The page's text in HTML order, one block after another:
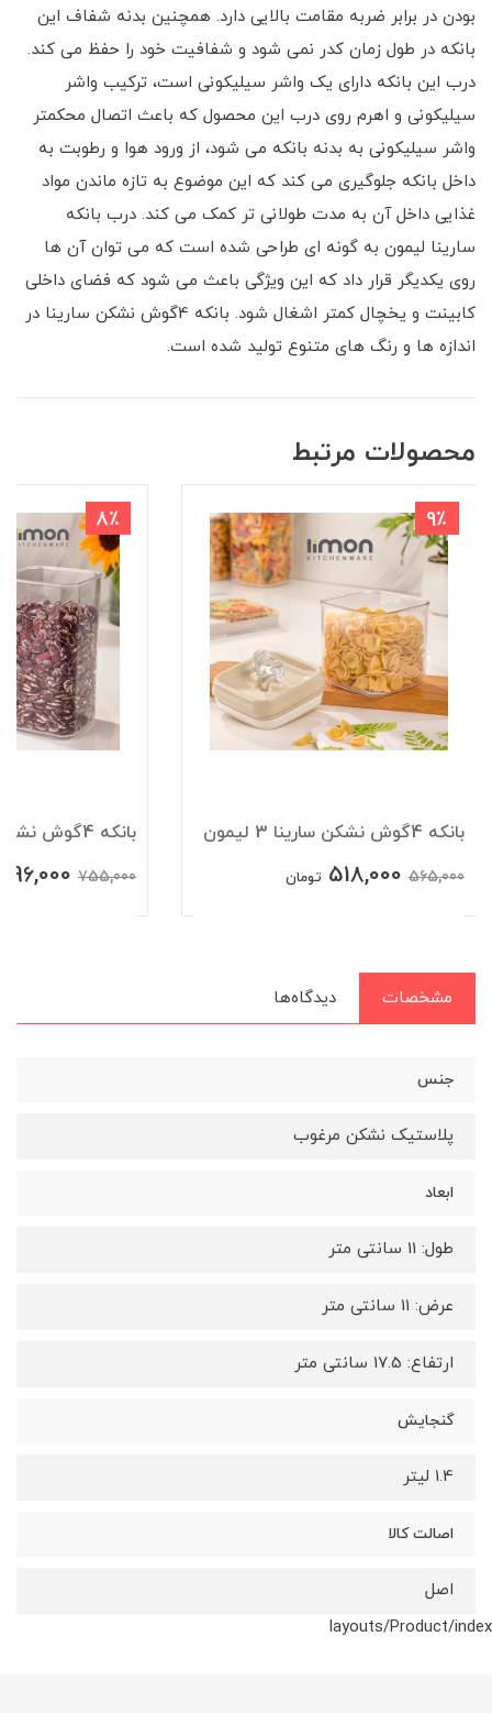
بودن در برابر ضربه مقامت بالایی دارد. همچنین بدنه شفاف این
بانکه در طول زمان کدر نمی شود و شفافیت خود را حفظ می کند.
درب این بانکه دارای یک واشر سیلیکونی است، ترکیب واشر
سیلیکونی و اهرم روی درب این محصول که باعث اتصال محکمتر
واشر سیلیکونی به بدنه بانکه می شود، از ورود هوا و رطوبت به
داخل بانکه جلوگیری می کند که این موضوع به تازه ماندن مواد
غذایی داخل آن به مدت طولانی تر کمک می کند. درب بانکه
سارینا لیمون به گونه ای طراحی شده است که می توان آن ها
روی یکدیگر قرار داد که این ویژگی باعث می شود که فضای داخلی
کابینت و یخچال کمتر اشغال شود. بانکه 4گوش نشکن سارینا در
اندازه ها و رنگ های متنوع تولید شده است.
محصولات مرتبط
9٪
بانکه 4گوش نشکن سارینا 3 لیمون
565,000
518,000 تومان
8٪
بانکه 4گوش نشکن سارینا 1 لیمون
755,000
696,000
مشخصات دیدگاه‌ها
جنس
پلاستیک نشکن مرغوب
ابعاد
طول: 11 سانتی متر
عرض: 11 سانتی متر
ارتفاع: 17.5 سانتی متر
گنجایش
1.4 لیتر
اصالت کالا
اصل
layouts/Product/index